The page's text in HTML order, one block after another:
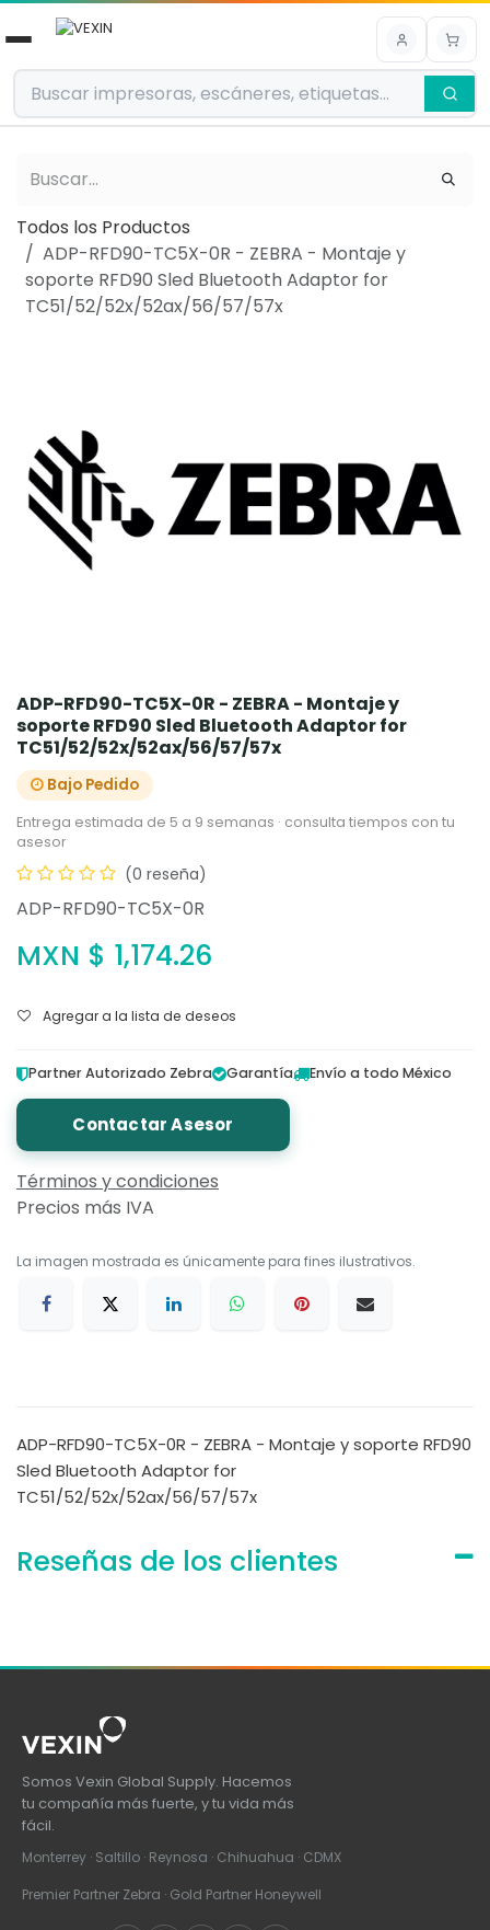
Ir al contenido
Todos los Productos
ADP-RFD90-TC5X-0R - ZEBRA - Montaje y
soporte RFD90 Sled Bluetooth Adaptor for
TC51/52/52x/52ax/56/57/57x
ADP-RFD90-TC5X-0R - ZEBRA - Montaje y
soporte RFD90 Sled Bluetooth Adaptor for
TC51/52/52x/52ax/56/57/57x
Bajo Pedido
Entrega estimada de 5 a 9 semanas · consulta tiempos con tu
asesor
(0 reseña)
ADP-RFD90-TC5X-0R
MXN $ 1,174.26
Agregar a la lista de deseos
Partner Autorizado Zebra Garantía Envío a todo México
Contactar Asesor
Términos y condiciones
Precios más IVA
La imagen mostrada es únicamente para fines ilustrativos.
ADP-RFD90-TC5X-0R - ZEBRA - Montaje y soporte RFD90
Sled Bluetooth Adaptor for
TC51/52/52x/52ax/56/57/57x
Reseñas de los clientes
Somos Vexin Global Supply. Hacemos
tu compañía más fuerte, y tu vida más
fácil.
Monterrey · Saltillo · Reynosa · Chihuahua · CDMX
Premier Partner Zebra · Gold Partner Honeywell